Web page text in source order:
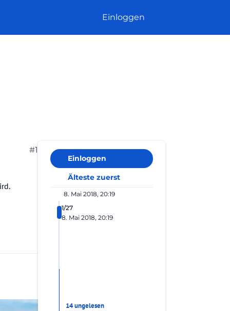
Einloggen
#1
Einloggen
Älteste zuerst
8. Mai 2018, 20:19
1/27
8. Mai 2018, 20:19
14 ungelesen